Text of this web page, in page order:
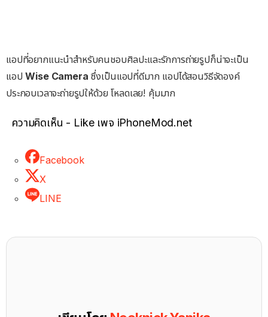
แอปที่อยากแนะนำสำหรับคนชอบศิลปะและรักการถ่ายรูปก็น่าจะเป็น
แอปWise Camera ซึ่งเป็นแอปที่ดีมาก แอปได้สอนวิธีจัดองค์
ประกอบเวลาจะถ่ายรูปให้ด้วย โหลดเลย! คุ้มมาก
ความคิดเห็น - Like เพจ iPhoneMod.net
Facebook
X
LINE